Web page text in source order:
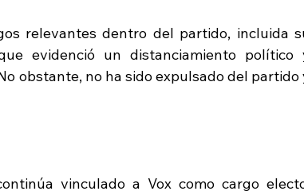
relevantes dentro del partido, incluida
evidenció un distanciamiento político
obstante, no ha sido expulsado del partido
vinculado a Vox como cargo